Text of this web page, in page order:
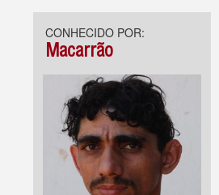
CONHECIDO POR:
Macarrão